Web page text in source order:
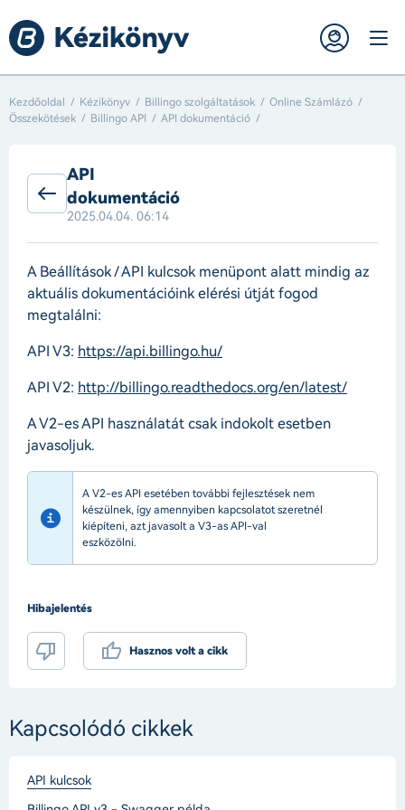
Kezdőoldal Kézikönyv Billingo szolgáltatások
Online Számlázó
Összekötések
Billingo API API dokumentáció
API
dokumentáció
2025.04.04. 06:14
A Beállítások / API kulcsok menüpont alatt mindig az
aktuális dokumentációink elérési útját fogod
megtalálni:
API V3: https://api.billingo.hu/
API V2: http://billingo.readthedocs.org/en/latest/
A V2-es API használatát csak indokolt esetben
javasoljuk.
A V2-es API esetében további fejlesztések nem
készülnek, így amennyiben kapcsolatot szeretnél
kiépíteni, azt javasolt a V3-as API-val
eszközölni.
Hibajelentés
Hasznos volt a cikk
Kapcsolódó cikkek
API kulcsok